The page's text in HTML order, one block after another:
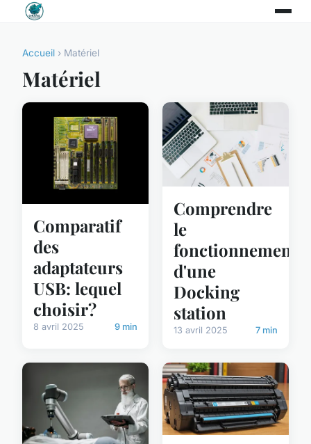
Accueil › Matériel
Matériel
Comparatif
des
adaptateurs
USB: lequel
choisir?
8 avril 2025 9 min
Comprendre
le
fonctionnement
d'une
Docking
station
13 avril 2025 7 min